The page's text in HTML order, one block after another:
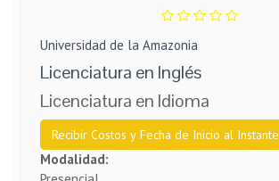
Universidad de la Amazonia
Licenciatura en Inglés
Licenciatura en Idioma
Recibir Costos y Fecha de Inicio al Instante
Modalidad: